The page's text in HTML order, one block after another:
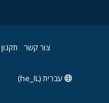
צור קשר
עברית (he_IL)